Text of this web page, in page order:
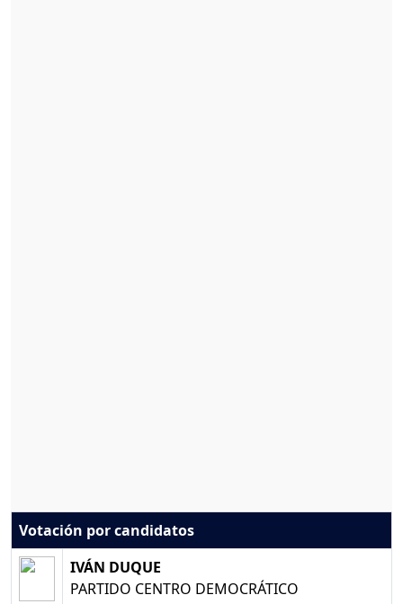
Votación por candidatos
IVÁN DUQUE
PARTIDO CENTRO DEMOCRÁTICO